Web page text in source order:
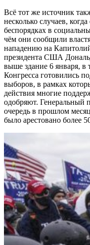
Всё тот же источник
несколько случаев,
беспорядках в
чём они сообщили
нападению на
президента США
выше здание 6 января, в
Конгресса готовились
выборов, в рамках
действия многие
одобряют. Генеральный
очередь в прошлом
было арестовано более